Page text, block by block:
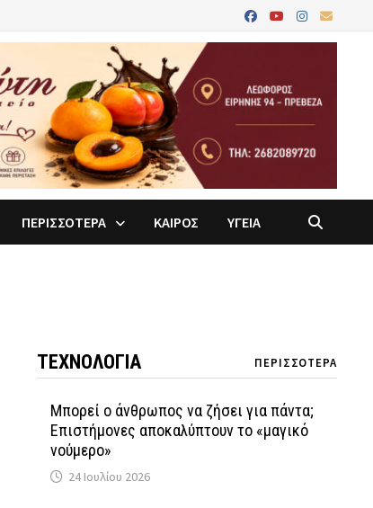
ΠΕΡΙΣΣΟΤΕΡΑ ΚΑΙΡΟΣ ΥΓΕΙΑ
ΤΕΧΝΟΛΟΓΙΑ ΠΕΡΙΣΣΟΤΕΡΑ
Μπορεί ο άνθρωπος να ζήσει για πάντα;
Επιστήμονες αποκαλύπτουν το «μαγικό
νούμερο»
24 Ιουλίου 2026